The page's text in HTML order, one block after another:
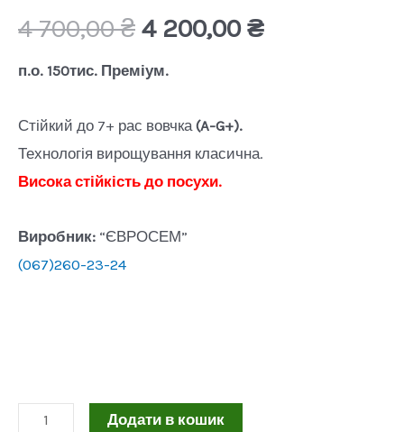
4 700,00₴ Оригінальна
ціна:
4
700,00 ₴.
4 200,00₴Поточна
п.о. 150тис. Преміум.
Стійкий до 7+ рас вовчка(A-G+).
Технологія вирощування класична.
Висока стійкість до посухи.
Виробник: “ЄВРОСЕМ”
(067)260-23-24
Авалон
Додати в кошик